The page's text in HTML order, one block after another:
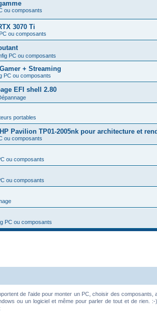
ou composants
3070 Ti
ou composants
PC ou composants
+ Streaming
PC ou composants
EFI shell 2.80
portables
Pavilion TP01-2005nk pour architecture et
ou composants
ou composants
ou composants
PC ou composants
de l'aide pour monter un PC, choisir des
ou un logiciel et même pour parler de tout et de rien. :-